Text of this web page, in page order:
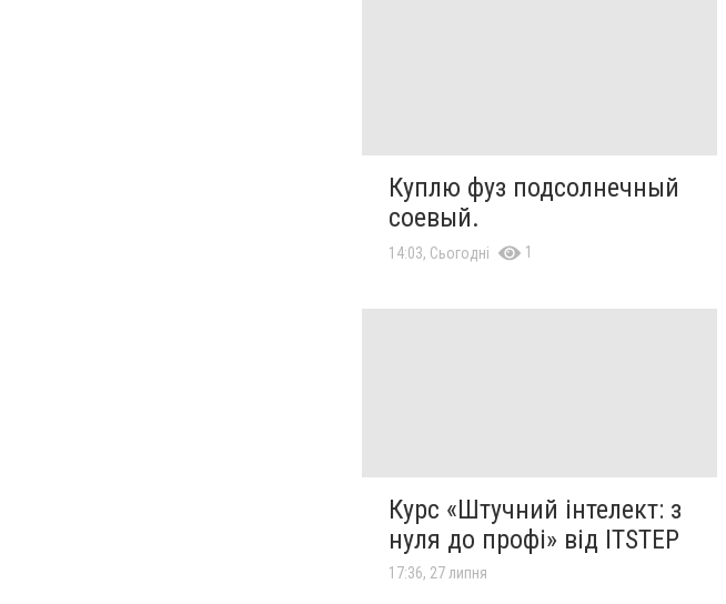
Куплю фуз подсолнечный
соевый.
14:03, Сьогодні 1
Курс «Штучний інтелект: з
нуля до профі» від ITSTEP
17:36, 27 липня